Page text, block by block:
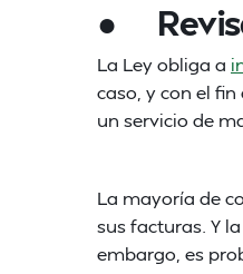
●
La Ley obliga a
caso, y con el
un servicio de
La mayoría de
sus facturas. Y
embargo, es